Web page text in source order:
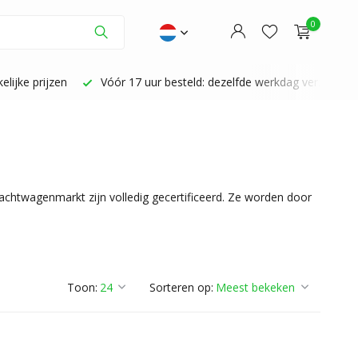
0
prijzen Vóór 17 uur besteld: dezelfde werkdag verzonden
zijn volledig gecertificeerd. Ze worden door
Toon: Sorteren op: